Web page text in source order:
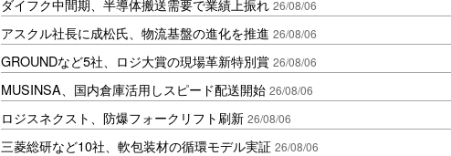
ダイフク中間期、半導体搬送需要で業績上振れ 26/08/06
アスクル社長に成松氏、物流基盤の進化を推進 26/08/06
GROUNDなど5社、ロジ大賞の現場革新特別賞 26/08/06
MUSINSA、国内倉庫活用しスピード配送開始 26/08/06
ロジスネクスト、防爆フォークリフト刷新 26/08/06
三菱総研など10社、軟包装材の循環モデル実証 26/08/06